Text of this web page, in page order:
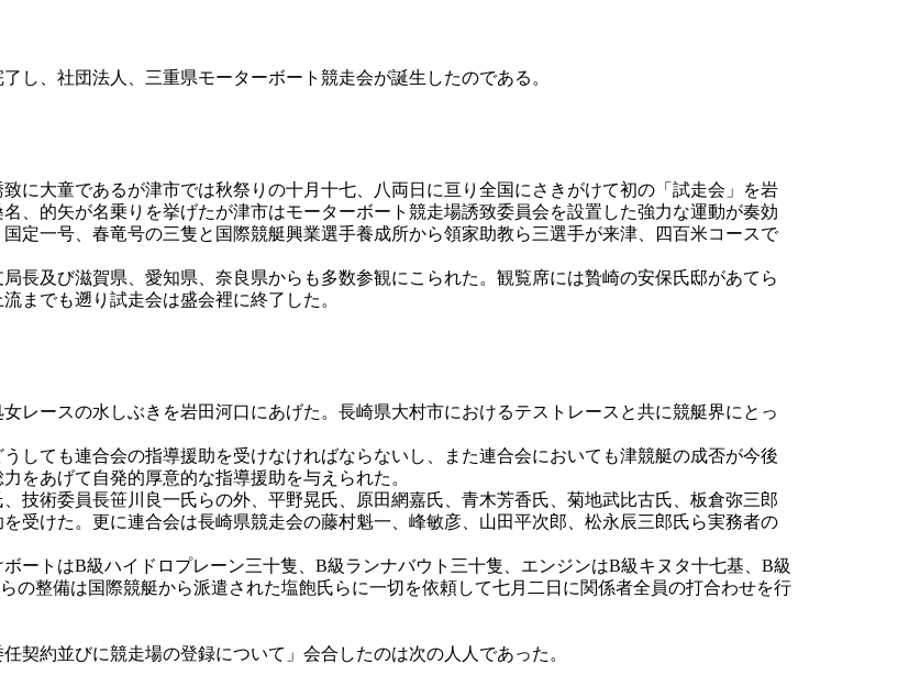
、社団法人、三重県モーターボート競走会が誕生したのである。
に大童であるが津市では秋祭りの十月十七、八両日に亘り全国にさきがけて初の「試走会」を岩
、的矢が名乗りを挙げたが津市はモーターボート競走場誘致委員会を設置した強力な運動が奏効
定一号、春竜号の三隻と国際競艇興業選手養成所から領家助教ら三選手が来津、四百米コースで
長及び滋賀県、愛知県、奈良県からも多数参観にこられた。観覧席には贄崎の安保氏邸があてら
までも遡り試走会は盛会裡に終了した。
レースの水しぶきを岩田河口にあげた。長崎県大村市におけるテストレースと共に競艇界にとっ
しても連合会の指導援助を受けなければならないし、また連合会においても津競艇の成否が今後
をあげて自発的厚意的な指導援助を与えられた。
技術委員長笹川良一氏らの外、平野晃氏、原田網嘉氏、青木芳香氏、菊地武比古氏、板倉弥三郎
受けた。更に連合会は長崎県競走会の藤村魁一、峰敏彦、山田平次郎、松永辰三郎氏ら実務者の
ートはB級ハイドロプレーン三十隻、B級ランナバウト三十隻、エンジンはB級キヌタ十七基、B級
の整備は国際競艇から派遣された塩飽氏らに一切を依頼して七月二日に関係者全員の打合わせを行
約並びに競走場の登録について」会合したのは次の人人であった。